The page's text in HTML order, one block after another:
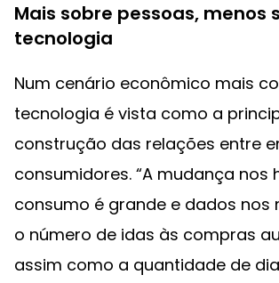
Mais sobre pessoas, menos
tecnologia
Num cenário econômico mais
tecnologia é vista como a
construção das relações entre
consumidores. “A mudança nos
consumo é grande e dados nos
o número de idas às compras
assim como a quantidade de